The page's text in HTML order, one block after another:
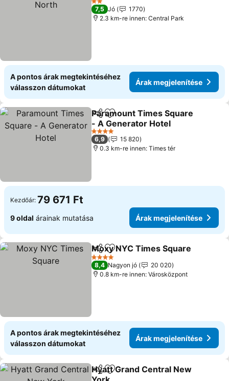
2 Kategória
7,5 Jó
1770
2.3 km-re innen: Central Park
A pontos árak megtekintéséhez
válasszon dátumokat
Árak megjelenítése
Megosztás
Hozzáadás a kedvencekhez
Paramount Times Square
- A Generator Hotel
Árak megjelenítése
4 Kategória
6,9
15 820
0.3 km-re innen: Times tér
Kezdőár: 79 671 Ft
9 oldal árainak mutatása Árak megjelenítése
Megosztás
Hozzáadás a kedvencekhez
Moxy NYC Times Square
4 Kategória
8,4 Nagyon jó
20 020
0.8 km-re innen: Városközpont
A pontos árak megtekintéséhez
válasszon dátumokat
Árak megjelenítése
Megosztás
Hozzáadás a kedvencekhez
Hyatt Grand Central New